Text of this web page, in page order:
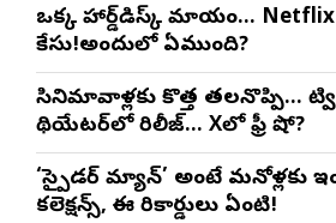
ఒక్క హార్డ్‌డిస్క్ మాయం… Netflix
కేసు!అందులో ఏముంది?
సినిమావాళ్లకు కొత్త తలనొప్పి…
థియేటర్‌లో రిలీజ్… Xలో ఫ్రీ షో?
‘స్పైడర్ మ్యాన్’ అంటే మనోళ్లకు
కలెక్షన్స్, ఈ రికార్డులు ఏంటి!